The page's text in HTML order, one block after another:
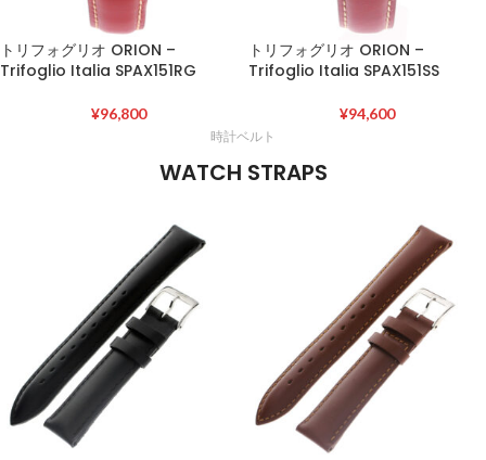
トリフォグリオ ORION –
Trifoglio Italia SPAX151RG
¥96,800
トリフォグリオ ORION –
Trifoglio Italia SPAX151SS
¥94,600
時計ベルト
WATCH STRAPS